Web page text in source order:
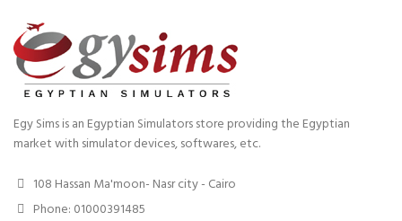
Egy Sims is an Egyptian Simulators store providing the Egyptian
market with simulator devices, softwares, etc.
108 Hassan Ma'moon- Nasr city - Cairo
Phone: 01000391485